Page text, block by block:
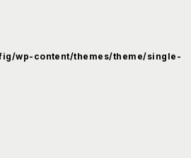
wp-content/themes/theme/single-